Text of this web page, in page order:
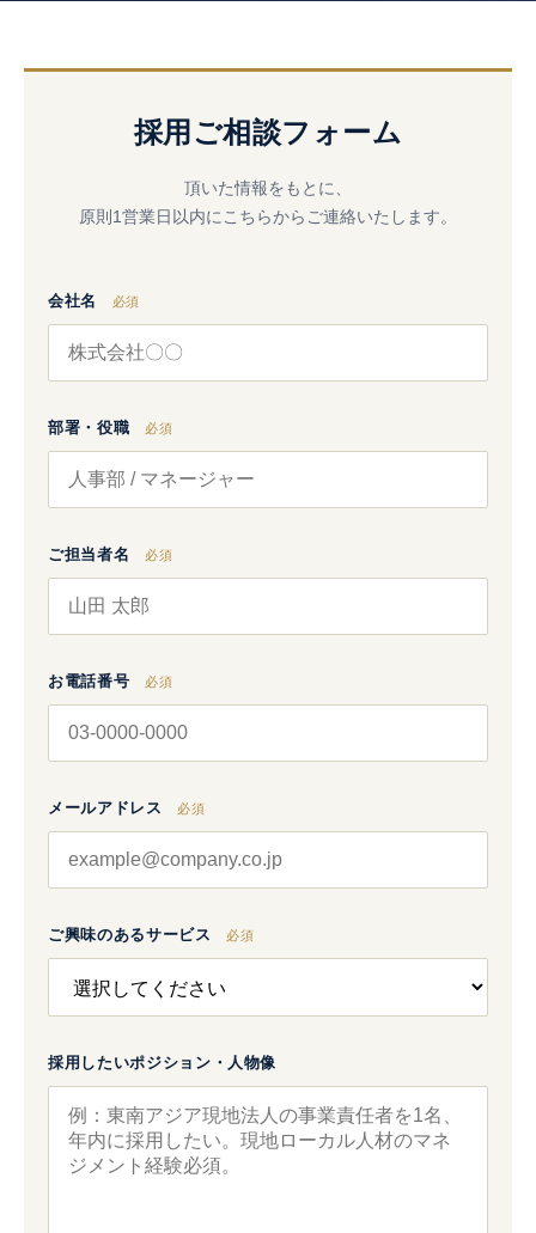
採用ご相談フォーム
頂いた情報をもとに、
原則1営業日以内にこちらからご連絡いたします。
会社名 必須
部署・役職 必須
ご担当者名 必須
お電話番号 必須
メールアドレス 必須
ご興味のあるサービス 必須
採用したいポジション・人物像